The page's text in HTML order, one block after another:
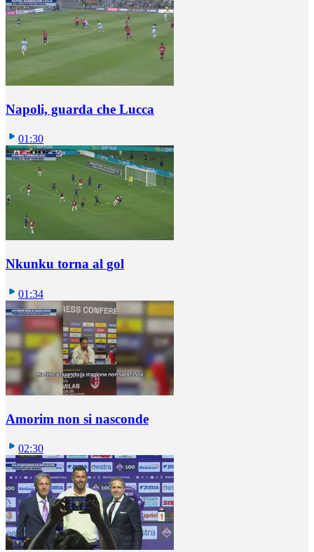
Napoli, guarda che Lucca
01:30
Nkunku torna al gol
01:34
Amorim non si nasconde
02:30